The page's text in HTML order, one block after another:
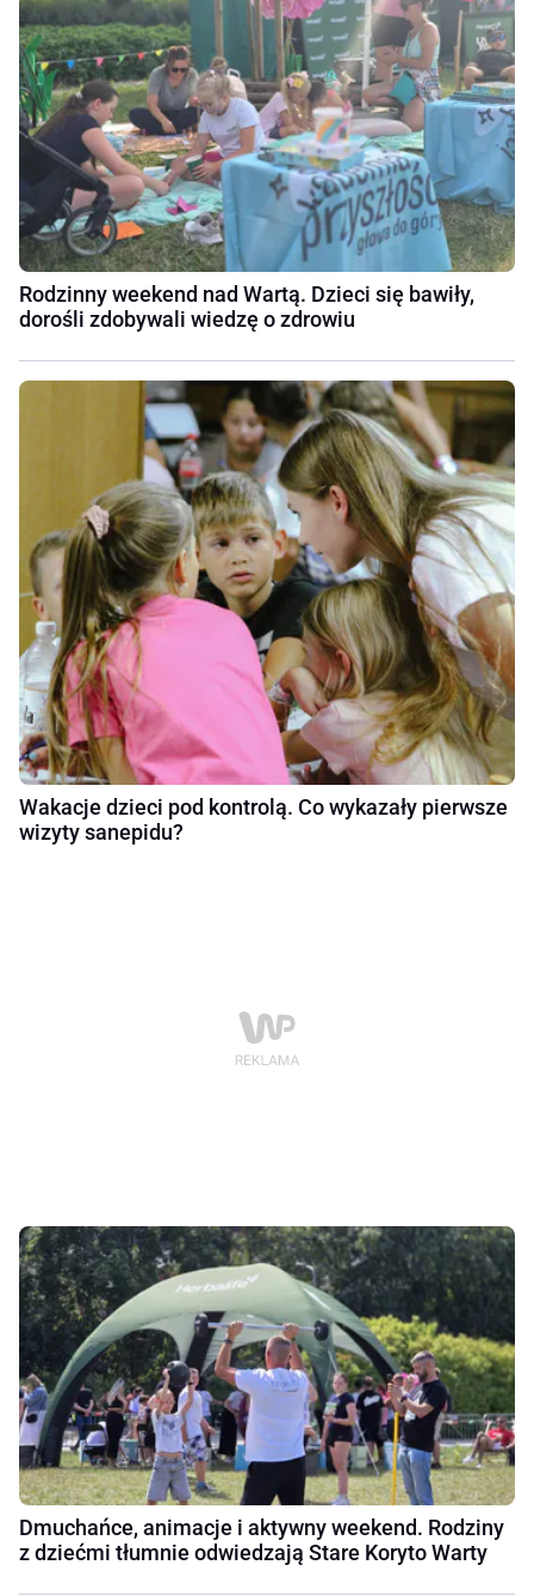
Rodzinny weekend nad Wartą. Dzieci się bawiły,
dorośli zdobywali wiedzę o zdrowiu
Wakacje dzieci pod kontrolą. Co wykazały pierwsze
wizyty sanepidu?
Dmuchańce, animacje i aktywny weekend. Rodziny
z dziećmi tłumnie odwiedzają Stare Koryto Warty